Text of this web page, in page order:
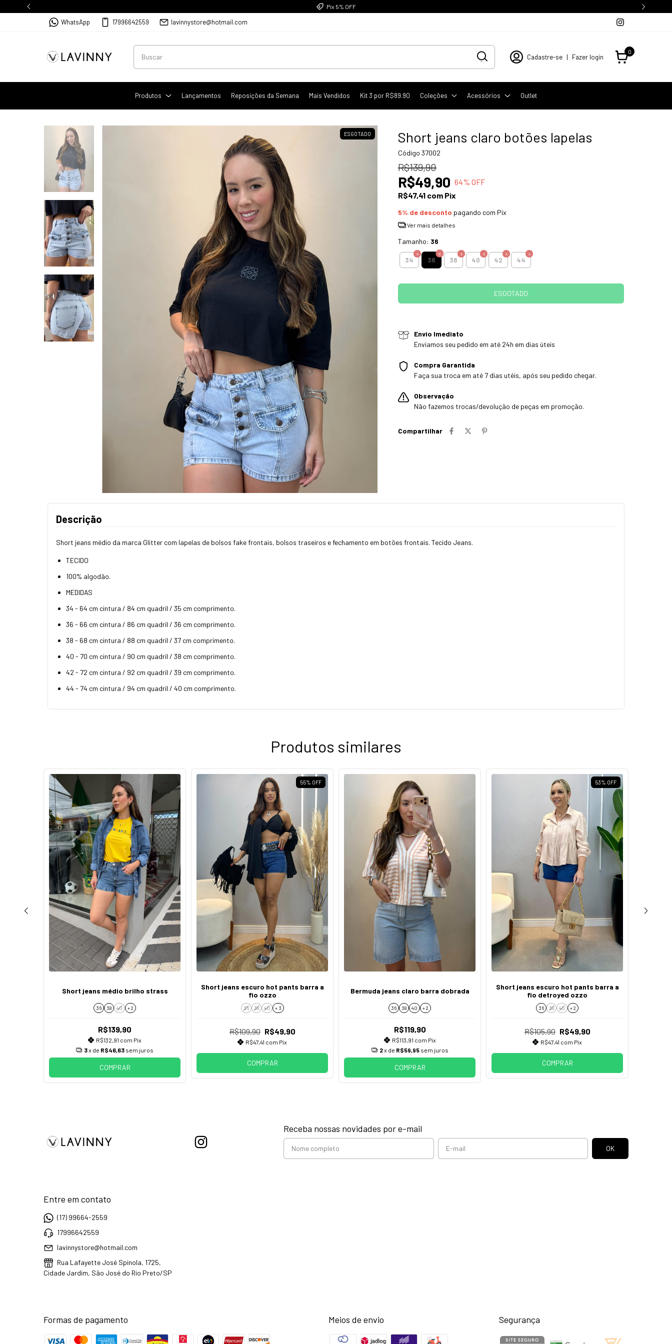
Pix 5% OFF
WhatsApp 17996642559 lavinnystore@hotmail.com
Cadastre-se | Fazer login
0
Produtos Lançamentos Reposições da Semana Mais Vendidos Kit 3 por R$89.90 Coleções Acessórios Outlet
ESGOTADO Short jeans claro botões lapelas
Código 37002
R$139,90
R$49,90 64% OFF
R$47,41 com Pix
5% de desconto pagando com Pix
Ver mais detalhes
Tamanho: 36
34 36 38 40 42 44
Envio Imediato
Enviamos seu pedido em até 24h em dias úteis
Compra Garantida
Faça sua troca em até 7 dias utéis, após seu pedido chegar.
Observação
Não fazemos trocas/devolução de peças em promoção.
Compartilhar
Descrição
Short jeans médio da marca Glitter com lapelas de bolsos fake frontais, bolsos traseiros e fechamento em botões frontais. Tecido Jeans.
TECIDO
100% algodão.
MEDIDAS
34 - 64 cm cintura / 84 cm quadril / 35 cm comprimento.
36 - 66 cm cintura / 86 cm quadril / 36 cm comprimento.
38 - 68 cm cintura / 88 cm quadril / 37 cm comprimento.
40 - 70 cm cintura / 90 cm quadril / 38 cm comprimento.
42 - 72 cm cintura / 92 cm quadril / 39 cm comprimento.
44 - 74 cm cintura / 94 cm quadril / 40 cm comprimento.
Produtos similares
Short jeans médio brilho strass
36 38 40 + 2
R$139,90
R$132,91 com Pix
3x de R$46,63 sem juros
COMPRAR
55% OFF
Short jeans escuro hot pants barra a
fio ozzo
36 38 40 + 3
R$109,90 R$49,90
R$47,41 com Pix
COMPRAR
Bermuda jeans claro barra dobrada
36 38 40 + 2
R$119,90
R$113,91 com Pix
2x de R$59,95 sem juros
COMPRAR
53% OFF
Short jeans escuro hot pants barra a
fio detroyed ozzo
36 38 40 + 2
R$105,90 R$49,90
R$47,41 com Pix
COMPRAR
Receba nossas novidades por e-mail
Entre em contato
(17) 99664-2559
17996642559
lavinnystore@hotmail.com
Rua Lafayette José Spinola, 1725,
Cidade Jardim, São José do Rio Preto/SP
Formas de pagamento Meios de envio Segurança